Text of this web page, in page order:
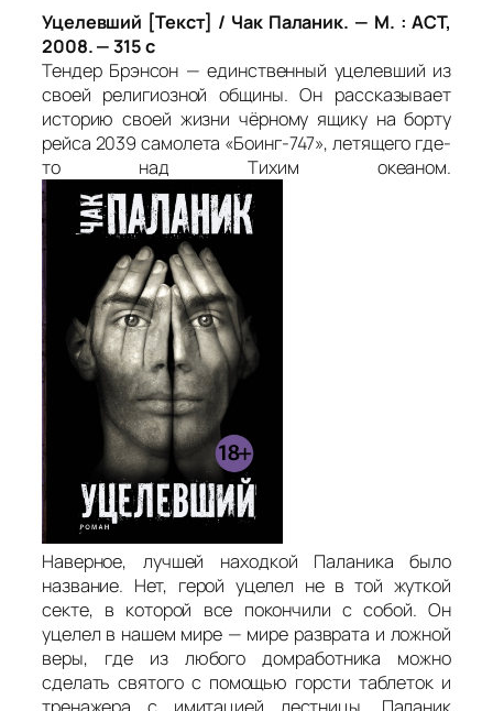
Уцелевший [Текст] / Чак Паланик. — М. : АСТ,
2008. — 315 с
Тендер Брэнсон — единственный уцелевший из
своей религиозной общины. Он рассказывает
историю своей жизни чёрному ящику на борту
рейса 2039 самолета «Боинг-747», летящего где-
то над Тихим океаном.
Наверное, лучшей находкой Паланика было
название. Нет, герой уцелел не в той жуткой
секте, в которой все покончили с собой. Он
уцелел в нашем мире — мире разврата и ложной
веры, где из любого домработника можно
сделать святого с помощью горсти таблеток и
тренажера с имитацией лестницы. Паланик